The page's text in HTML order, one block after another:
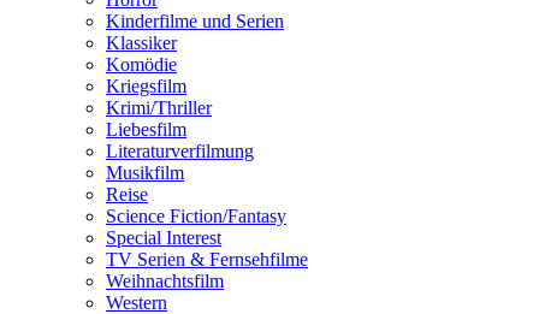
Kinderfilme und Serien
Klassiker
Komödie
Kriegsfilm
Krimi/Thriller
Liebesfilm
Literaturverfilmung
Musikfilm
Reise
Science Fiction/Fantasy
Special Interest
TV Serien & Fernsehfilme
Weihnachtsfilm
Western